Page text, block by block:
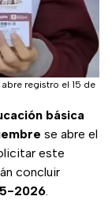
registro el 15 de
básica
se abre el
este
concluir
2026.